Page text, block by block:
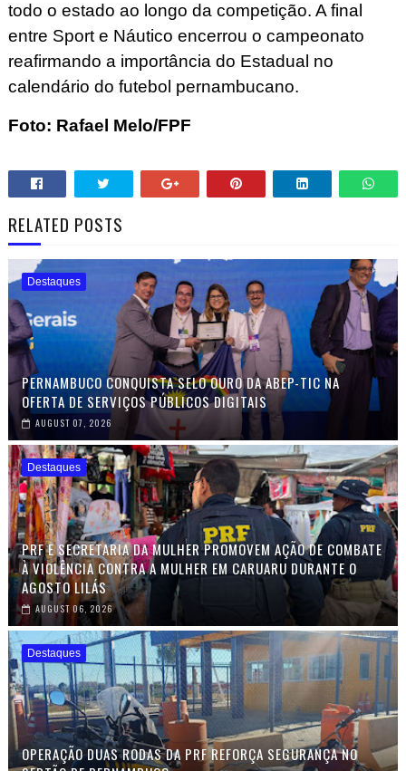
todo o estado ao longo da competição. A final
entre Sport e Náutico encerrou o campeonato
reafirmando a importância do Estadual no
calendário do futebol pernambucano.
Foto: Rafael Melo/FPF
RELATED POSTS
Destaques
PERNAMBUCO CONQUISTA SELO OURO DA ABEP-TIC NA
OFERTA DE SERVIÇOS PÚBLICOS DIGITAIS
AUGUST 07, 2026
Destaques
PRF E SECRETARIA DA MULHER PROMOVEM AÇÃO DE COMBATE
À VIOLÊNCIA CONTRA A MULHER EM CARUARU DURANTE O
AGOSTO LILÁS
AUGUST 06, 2026
Destaques
OPERAÇÃO DUAS RODAS DA PRF REFORÇA SEGURANÇA NO